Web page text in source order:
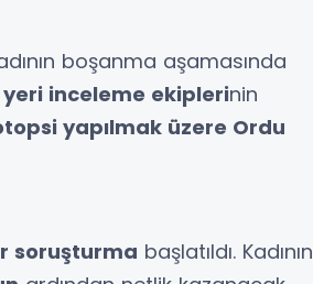
boşanma aşamasında
inceleme ekiplerinin
yapılmak üzere Ordu
soruşturma başlatıldı. Kadının